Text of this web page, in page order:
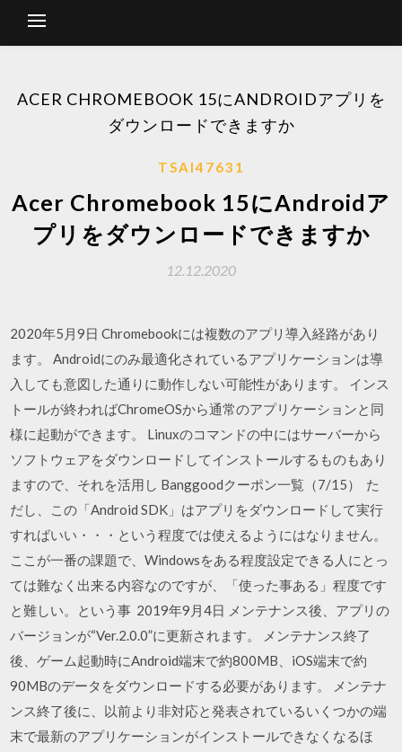
ACER CHROMEBOOK 15にANDROIDアプリを
ダウンロードできますか
TSAI47631
Acer Chromebook 15にAndroidア
プリをダウンロードできますか
12.12.2020
2020年5月9日 Chromebookには複数のアプリ導入経路があり
ます。 Androidにのみ最適化されているアプリケーションは導
入しても意図した通りに動作しない可能性があります。 インス
トールが終わればChromeOSから通常のアプリケーションと同
様に起動ができます。 Linuxのコマンドの中にはサーバーから
ソフトウェアをダウンロードしてインストールするものもあり
ますので、それを活用し Banggoodクーポン一覧（7/15） た
だし、この「Android SDK」はアプリをダウンロードして実行
すればいい・・・という程度では使えるようにはなりません。
ここが一番の課題で、Windowsをある程度設定できる人にとっ
ては難なく出来る内容なのですが、「使った事ある」程度です
と難しい。という事 2019年9月4日 メンテナンス後、アプリの
バージョンが“Ver.2.0.0”に更新されます。 メンテナンス終了
後、ゲーム起動時にAndroid端末で約800MB、iOS端末で約
90MBのデータをダウンロードする必要があります。 メンテナ
ンス終了後に、以前より非対応と発表されているいくつかの端
末で最新のアプリケーションがインストールできなくなるほ